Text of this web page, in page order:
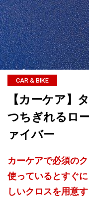
CAR & BIKE
【カーケア】
つちぎれるロ
ァイバー
カーケアで必須の
使っているとすぐ
しいクロスを用意